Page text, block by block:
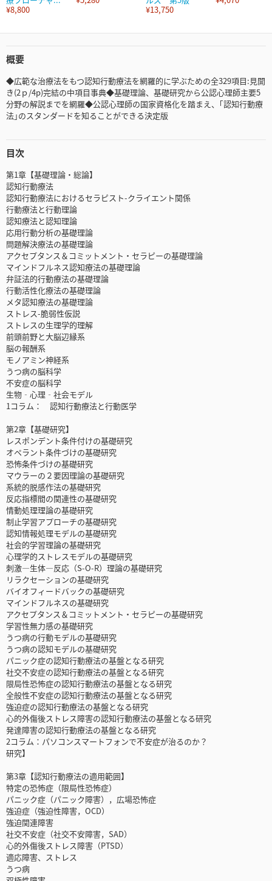
¥8,800
¥13,750
概要
◆広範な治療法をもつ認知行動療法を網羅的に学ぶための全329項目:見開
き(2ｐ/4p)完結の中項目事典◆基礎理論、基礎研究から公認心理師主要5
分野の解説までを網羅◆公認心理師の国家資格化を踏まえ、｢認知行動療
法｣のスタンダードを知ることができる決定版
目次
第1章【基礎理論・総論】
認知行動療法
認知行動療法におけるセラピスト-クライエント関係
行動療法と行動理論
認知療法と認知理論
応用行動分析の基礎理論
問題解決療法の基礎理論
アクセプタンス＆コミットメント・セラピーの基礎理論
マインドフルネス認知療法の基礎理論
弁証法的行動療法の基礎理論
行動活性化療法の基礎理論
メタ認知療法の基礎理論
ストレス-脆弱性仮説
ストレスの生理学的理解
前頭前野と大脳辺縁系
脳の報酬系
モノアミン神経系
うつ病の脳科学
不安症の脳科学
生物‐心理‐社会モデル
1コラム： 認知行動療法と行動医学
第2章【基礎研究】
レスポンデント条件付けの基礎研究
オペラント条件づけの基礎研究
恐怖条件づけの基礎研究
マウラーの２要因理論の基礎研究
系統的脱感作法の基礎研究
反応指標間の関連性の基礎研究
情動処理理論の基礎研究
制止学習アプローチの基礎研究
認知情報処理モデルの基礎研究
社会的学習理論の基礎研究
心理学的ストレスモデルの基礎研究
刺激―生体―反応（S-O-R）理論の基礎研究
リラクセーションの基礎研究
バイオフィードバックの基礎研究
マインドフルネスの基礎研究
アクセプタンス＆コミットメント・セラピーの基礎研究
学習性無力感の基礎研究
うつ病の行動モデルの基礎研究
うつ病の認知モデルの基礎研究
パニック症の認知行動療法の基盤となる研究
社交不安症の認知行動療法の基盤となる研究
限局性恐怖症の認知行動療法の基盤となる研究
全般性不安症の認知行動療法の基盤となる研究
強迫症の認知行動療法の基盤となる研究
心的外傷後ストレス障害の認知行動療法の基盤となる研究
発達障害の認知行動療法の基盤となる研究
2コラム：パソコンスマートフォンで不安症が治るのか？
研究】
第3章【認知行動療法の適用範囲】
特定の恐怖症（限局性恐怖症）
パニック症（パニック障害），広場恐怖症
強迫症（強迫性障害，OCD）
強迫関連障害
社交不安症（社交不安障害，SAD）
心的外傷後ストレス障害（PTSD）
適応障害、ストレス
うつ病